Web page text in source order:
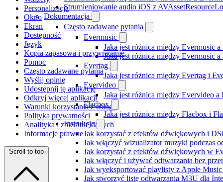
Strumieniowanie audio iOS z
Dokumentacja
Często zadawane pytania
Evermusic
Jaka jest różnica między Evermusic
Jaka jest różnica między Evermusic
Evertag
Jaka jest różnica między Evertag i
Evervideo
Jaka jest różnica między Evervideo a
Flacbox
Jaka jest różnica między Flacbox i
Instrukcje
Jak korzystać z efektów dźwiękowych i
Jak włączyć wizualizator muzyki podczas
Jak korzystać z efektów dźwiękowych w
Jak włączyć i używać odtwarzania bez
Jak wyeksportować playlisty z Apple
Jak stworzyć listę odtwarzania M3U dla
Personalizacja
Okno
Ekran
Dostępność
Język
Kopia zapasowa i przywracanie
Pomoc
Często zadawane pytania
Wyślij opinię
Udostępnij tę aplikację
Odkryj więcej aplikacji
Warunki korzystania z usługi
Polityka prywatności
Analityka i zbieranie danych
Informacje prawne
Scroll to top